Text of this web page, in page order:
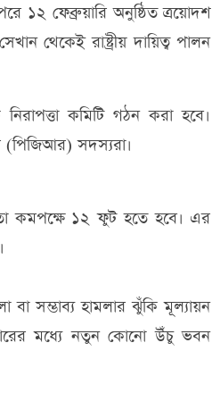
১২ ফেব্রুয়ারি অনুষ্ঠিত ত্রয়োদশ
থেকেই রাষ্ট্রীয় দায়িত্ব পালন
কমিটি গঠন করা হবে।
(পিজিআর) সদস্যরা।
কমপক্ষে ১২ ফুট হতে হবে। এর
সম্ভাব্য হামলার ঝুঁকি মূল্যায়ন
মধ্যে নতুন কোনো উঁচু ভবন